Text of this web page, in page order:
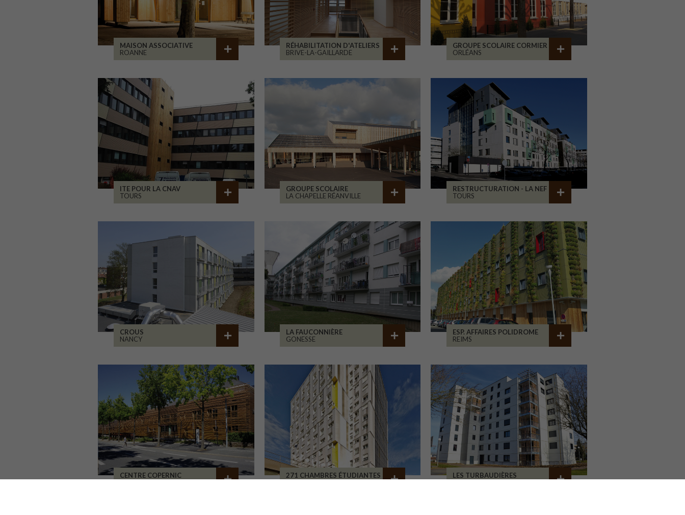
MAISON ASSOCIATIVE
ROANNE
RÉHABILITATION D'ATELIERS
BRIVE-LA-GAILLARDE
GROUPE SCOLAIRE CORMIER
ORLÉANS
ITE POUR LA CNAV
TOURS
GROUPE SCOLAIRE
LA CHAPELLE RÉANVILLE
RESTRUCTURATION - LA NEF
TOURS
CROUS
NANCY
LA FAUCONNIÈRE
GONESSE
ESP. AFFAIRES POLIDROME
REIMS
CENTRE COPERNIC
271 CHAMBRES ÉTUDIANTES
LES TURBAUDIÈRES